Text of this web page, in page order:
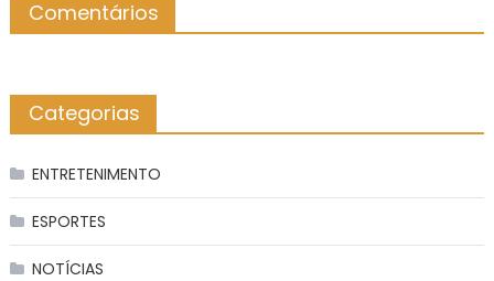
Comentários
Categorias
ENTRETENIMENTO
ESPORTES
NOTÍCIAS